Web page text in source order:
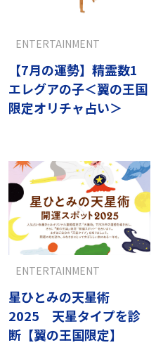
【7月の運勢】精霊数1
エレグアの子＜翼の王国
限定オリチャ占い＞
ENTERTAINMENT
星ひとみの天星術
2025 天星タイプを診
断【翼の王国限定】
ENTERTAINMENT